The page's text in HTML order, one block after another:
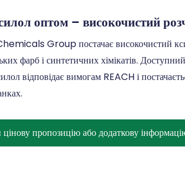
оптом – високочистий
Group постачає високочистий
фарб і синтетичних хімікатів.
відповідає вимогам REACH і
цінову пропозицію або додаткову